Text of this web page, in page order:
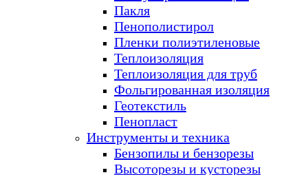
Пакля
Пенополистирол
Пленки полиэтиленовые
Теплоизоляция
Теплоизоляция для труб
Фольгированная изоляция
Геотекстиль
Пенопласт
Инструменты и техника
Бензопилы и бензорезы
Высоторезы и кусторезы